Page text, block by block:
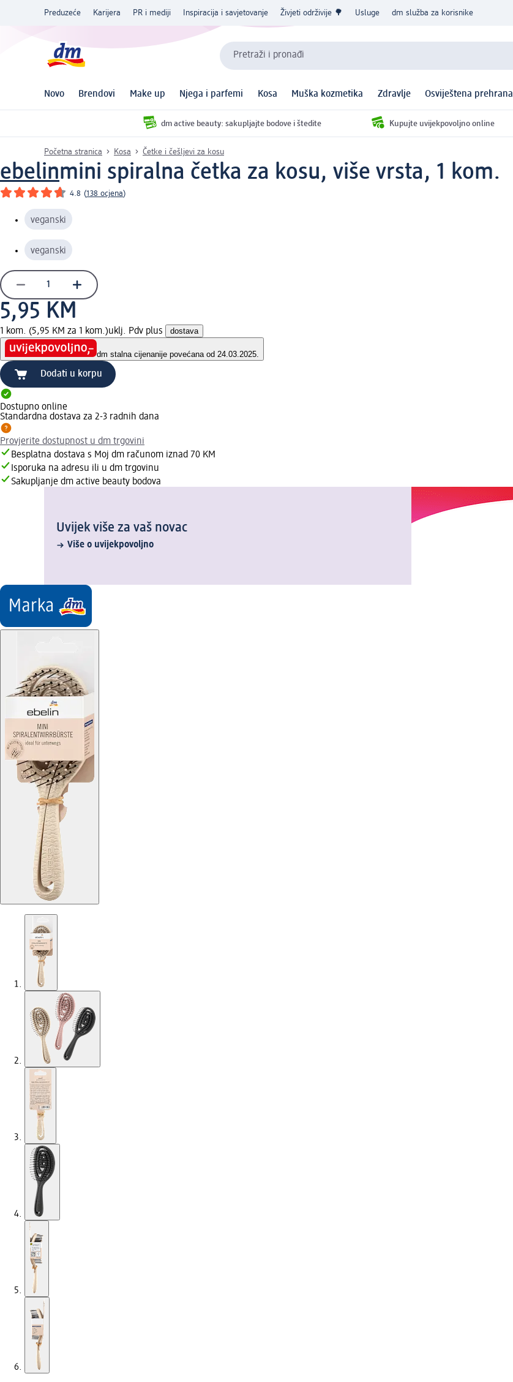
Preduzeće Karijera PR i mediji Inspiracija i savjetovanje Živjeti održivije 🌳 Usluge dm služba za korisnike
Pretraži i pronađi
Novo Brendovi Make up Njega i parfemi Kosa Muška kozmetika Zdravlje Osviještena prehrana
dm active beauty: sakupljajte bodove i štedite Kupujte uvijekpovoljno online
Početna stranica Kosa Četke i češljevi za kosu
ebelinmini spiralna četka za kosu, više vrsta, 1 kom.
4.8 (138 ocjena)
veganski
veganski
5,95 KM
1 kom. (5,95 KM za 1 kom.)uklj. Pdv plus dostava
dm stalna cijenanije povećana od 24.03.2025.
Dodati u korpu
Dostupno online
Standardna dostava za 2-3 radnih dana
Provjerite dostupnost u dm trgovini
Besplatna dostava s Moj dm računom iznad 70 KM
Isporuka na adresu ili u dm trgovinu
Sakupljanje dm active beauty bodova
Uvijek više za vaš novac
Više o uvijekpovoljno